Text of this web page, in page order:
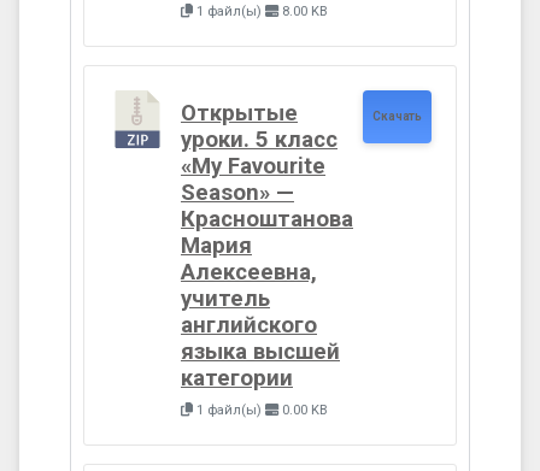
1 файл(ы) 8.00 KB
Открытые
уроки. 5 класс
«My Favourite
Season» —
Красноштанова
Мария
Алексеевна,
учитель
английского
языка высшей
категории
1 файл(ы) 0.00 KB
Скачать